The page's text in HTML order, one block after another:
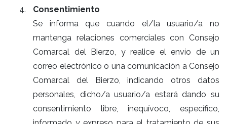
Consentimiento
Se informa que cuando el/la usuario/a no
mantenga relaciones comerciales con Consejo
Comarcal del Bierzo, y realice el envío de un
correo electrónico o una comunicación a Consejo
Comarcal del Bierzo, indicando otros datos
personales, dicho/a usuario/a estará dando su
consentimiento libre, inequívoco, específico,